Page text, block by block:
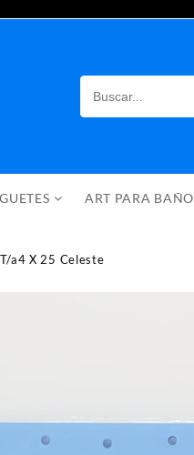
ART PARA BAÑO
a4 X 25 Celeste